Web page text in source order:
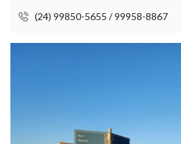
(24) 99850-5655 / 99958-8867